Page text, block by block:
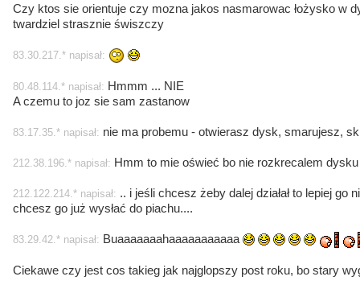
Czy ktos sie orientuje czy mozna jakos nasmarowac łożysko w
twardziel strasznie świszczy
83.30.217.* napisał:
80.48.114.* napisał: Hmmm ... NIE
A czemu to joz sie sam zastanow
83.17.35.* napisał: nie ma probemu - otwierasz dysk, smarujesz,
212.38.196.* napisał: Hmm to mie oświeć bo nie rozkrecalem
212.122.214.* napisał: .. i jeśli chcesz żeby dalej działał to lepiej go
chcesz go już wysłać do piachu....
83.29.42.* napisał: Buaaaaaaahaaaaaaaaaaa
Ciekawe czy jest cos takieg jak najglopszy post roku, bo stary